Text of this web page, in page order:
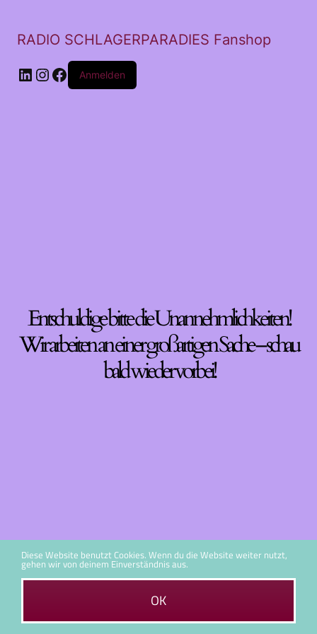
RADIO SCHLAGERPARADIES Fanshop
LinkedIn
Instagram
Facebook
Anmelden
Entschuldige bitte die Unannehmlichkeiten!
Wir arbeiten an einer großartigen Sache – schau
bald wieder vorbei!
Diese Website benutzt Cookies. Wenn du die Website weiter nutzt,
gehen wir von deinem Einverständnis aus.
OK